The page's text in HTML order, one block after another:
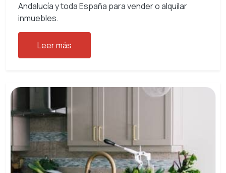
Andalucía y toda España para vender o alquilar
inmuebles.
Leer más